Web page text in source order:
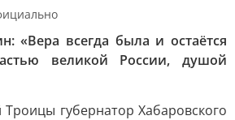
«Вера всегда была и остаётся
великой России, душой
губернатор Хабаровского